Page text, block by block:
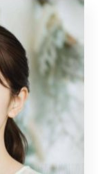
には、体調や
ルフケアが重
ションや美
る一方、正し
まるからで
い、施術後も
されます。こ
デトックス作